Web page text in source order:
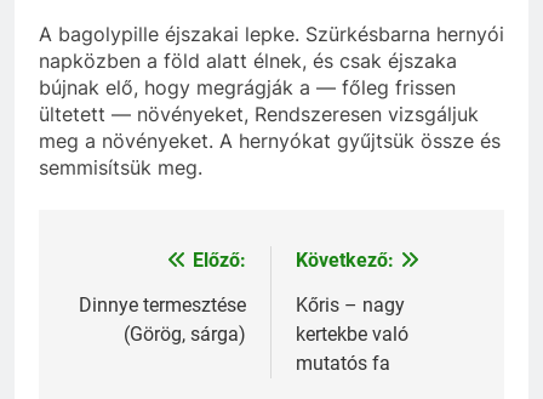
A bagolypille éjszakai lepke. Szürkésbarna hernyói
napközben a föld alatt élnek, és csak éjszaka
bújnak elő, hogy megrágják a — főleg frissen
ültetett — növényeket, Rendszeresen vizsgáljuk
meg a növényeket. A hernyókat gyűjtsük össze és
semmisítsük meg.
Bejegyzés
navigáció
Előző:
Dinnye termesztése
(Görög, sárga)
Következő:
Kőris – nagy
kertekbe való
mutatós fa